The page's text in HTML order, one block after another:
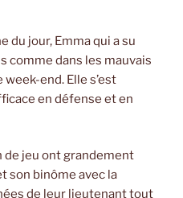
du jour, Emma qui a su
comme dans les mauvais
end. Elle s’est
en défense et en
de jeu ont grandement
son binôme avec la
de leur lieutenant tout